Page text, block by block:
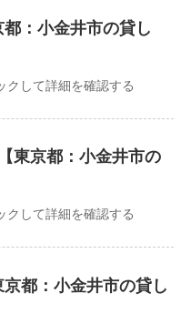
：小金井市の貸し
して詳細を確認する
東京都：小金井市の
して詳細を確認する
都：小金井市の貸し